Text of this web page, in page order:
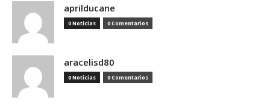
aprilducane
0 Noticias 0 Comentarios
aracelisd80
0 Noticias 0 Comentarios